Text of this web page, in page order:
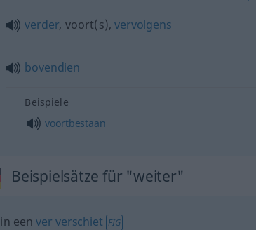
verder, voort(s),vervolgens
bovendien
Beispiele
voortbestaan
Beispielsätze für "weiter"
in eenver verschiet FIG